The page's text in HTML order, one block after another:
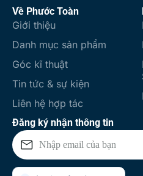
Về Phước Toàn
Giới thiệu
Danh mục sản phẩm
Góc kĩ thuật
Tin tức & sự kiện
Liên hệ hợp tác
Đăng ký nhận thông tin